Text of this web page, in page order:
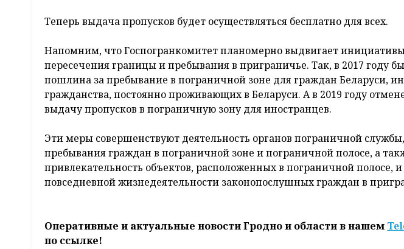
Теперь выдача пропусков будет осуществляться бесплатно для всех.
Напомним, что Госпогранкомитет планомерно выдвигает
пересечения границы и пребывания в приграничье. Так, в 2017 году
пошлина за пребывание в пограничной зоне для граждан Беларуси,
гражданства, постоянно проживающих в Беларуси. А в 2019 году
выдачу пропусков в пограничную зону для иностранцев.
Эти меры совершенствуют деятельность органов пограничной
пребывания граждан в пограничной зоне и пограничной полосе, а
привлекательность объектов, расположенных в пограничной полосе,
повседневной жизнедеятельности законопослушных граждан в
Оперативные и актуальные новости Гродно и области в нашем
по ссылке!